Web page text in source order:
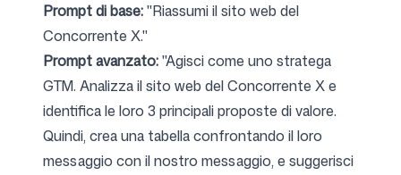
Prompt di base:"Riassumi il sito web del
Concorrente X."
Prompt avanzato:"Agisci come uno stratega
GTM. Analizza il sito web del Concorrente X e
identifica le loro 3 principali proposte di valore.
Quindi, crea una tabella confrontando il loro
messaggio con il nostro messaggio, e suggerisci